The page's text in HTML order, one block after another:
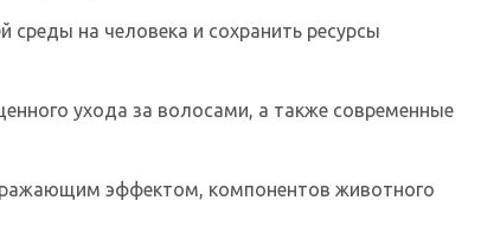
среды на человека и сохранить ресурсы
ухода за волосами, а также современные
эффектом, компонентов животного